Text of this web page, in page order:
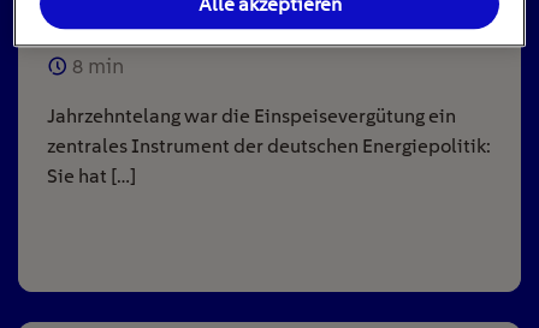
8 min
Jahrzehntelang war die Einspeisevergütung ein
zentrales Instrument der deutschen Energiepolitik:
Sie hat […]
Alle akzeptieren